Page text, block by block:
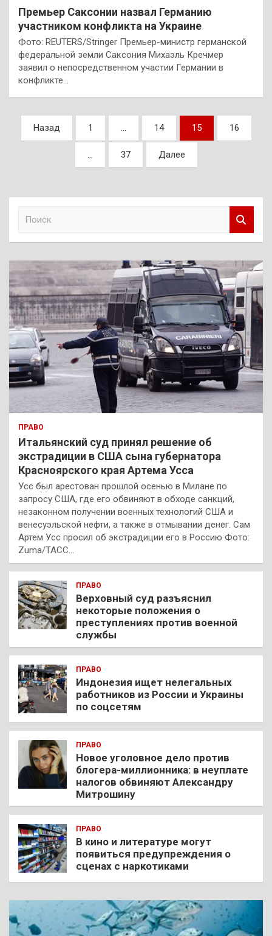
Премьер Саксонии назвал Германию
участником конфликта на Украине
Фото: REUTERS/Stringer Премьер-министр германской
федеральной земли Саксония Михаэль Кречмер
заявил о непосредственном участии Германии в
конфликте…
Пагинация
записей
Назад 1 … 14 15 16
… 37 Далее
к
ПРАВО
Итальянский суд принял решение об
экстрадиции в США сына губернатора
Красноярского края Артема Усса
Усс был арестован прошлой осенью в Милане по
запросу США, где его обвиняют в обходе санкций,
незаконном получении военных технологий США и
венесуэльской нефти, а также в отмывании денег. Сам
Артем Усс просил об экстрадиции его в Россию Фото:
Zuma/ТАСС…
ПРАВО
Верховный суд разъяснил
некоторые положения о
преступлениях против военной
службы
ПРАВО
Индонезия ищет нелегальных
работников из России и Украины
по соцсетям
ПРАВО
Новое уголовное дело против
блогера-миллионника: в неуплате
налогов обвиняют Александру
Митрошину
ПРАВО
В кино и литературе могут
появиться предупреждения о
сценах с наркотиками